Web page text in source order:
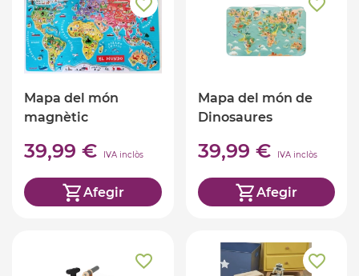
Mapa del món
magnètic
39,99 € IVA inclòs
Afegir
Mapa del món de
Dinosaures
39,99 € IVA inclòs
Afegir